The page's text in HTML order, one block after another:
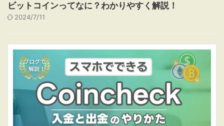
ビットコインってなに？わかりやすく解説！
2024/7/11